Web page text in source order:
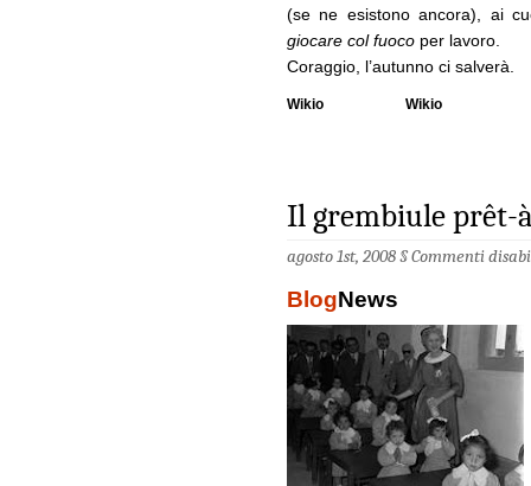
(se ne esistono ancora), ai
giocare col fuoco per lavoro.
Coraggio, l’autunno ci salverà.
Wikio Wikio
Il grembiule prêt-
agosto 1st, 2008 §Commenti
BlogNews